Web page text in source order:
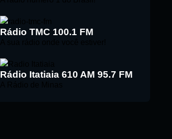
Rádio TMC 100.1 FM
Rádio Itatiaia 610 AM 95.7 FM